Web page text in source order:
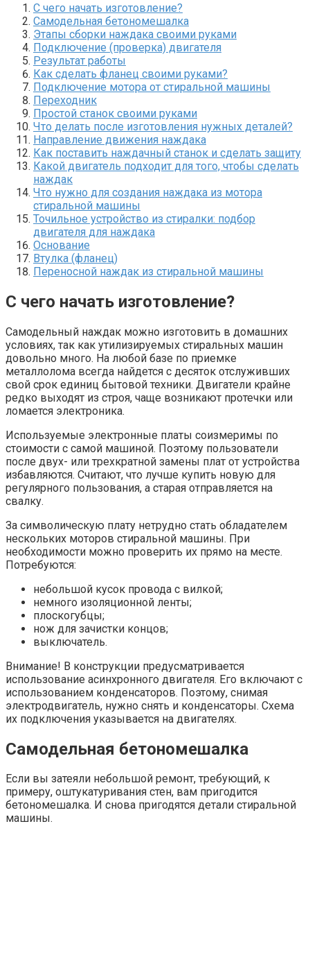
С чего начать изготовление?
Самодельная бетономешалка
Этапы сборки наждака своими руками
Подключение (проверка) двигателя
Результат работы
Как сделать фланец своими руками?
Подключение мотора от стиральной машины
Переходник
Простой станок своими руками
Что делать после изготовления нужных деталей?
Направление движения наждака
Как поставить наждачный станок и сделать защиту
Какой двигатель подходит для того, чтобы сделать
наждак
Что нужно для создания наждака из мотора
стиральной машины
Точильное устройство из стиралки: подбор
двигателя для наждака
Основание
Втулка (фланец)
Переносной наждак из стиральной машины
С чего начать изготовление?
Самодельный наждак можно изготовить в домашних
условиях, так как утилизируемых стиральных машин
довольно много. На любой базе по приемке
металлолома всегда найдется с десяток отслуживших
свой срок единиц бытовой техники. Двигатели крайне
редко выходят из строя, чаще возникают протечки или
ломается электроника.
Используемые электронные платы соизмеримы по
стоимости с самой машиной. Поэтому пользователи
после двух- или трехкратной замены плат от устройства
избавляются. Считают, что лучше купить новую для
регулярного пользования, а старая отправляется на
свалку.
За символическую плату нетрудно стать обладателем
нескольких моторов стиральной машины. При
необходимости можно проверить их прямо на месте.
Потребуются:
небольшой кусок провода с вилкой;
немного изоляционной ленты;
плоскогубцы;
нож для зачистки концов;
выключатель.
Внимание! В конструкции предусматривается
использование асинхронного двигателя. Его включают с
использованием конденсаторов. Поэтому, снимая
электродвигатель, нужно снять и конденсаторы. Схема
их подключения указывается на двигателях.
Самодельная бетономешалка
Если вы затеяли небольшой ремонт, требующий, к
примеру, оштукатуривания стен, вам пригодится
бетономешалка. И снова пригодятся детали стиральной
машины.